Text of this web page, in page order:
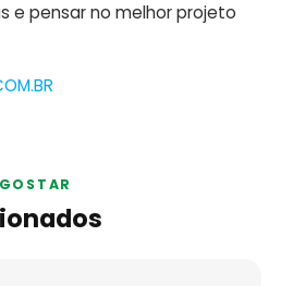
e pensar no melhor projeto